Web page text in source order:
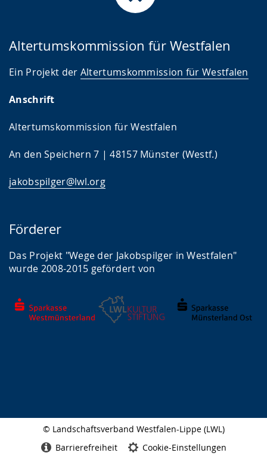
Altertumskommission für Westfalen
Ein Projekt der Altertumskommission für Westfalen
Anschrift
Altertumskommission für Westfalen
An den Speichern 7 | 48157 Münster (Westf.)
jakobspilger@lwl.org
Förderer
Das Projekt "Wege der Jakobspilger in Westfalen"
wurde 2008-2015 gefördert von
© Landschaftsverband Westfalen-Lippe (LWL)
Barrierefreiheit Cookie-Einstellungen